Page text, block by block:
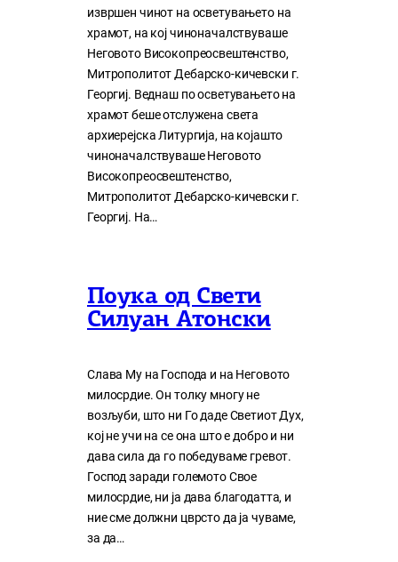
извршен чинот на осветувањето на
храмот, на кој чиноначалствуваше
Неговото Високопреосвештенство,
Митрополитот Дебарско-кичевски г.
Георгиј. Веднаш по осветувањето на
храмот беше отслужена света
архиерејска Литургија, на којашто
чиноначалствуваше Неговото
Високопреосвештенство,
Митрополитот Дебарско-кичевски г.
Георгиј. На…
Поука од Свети
Силуан Атонски
Слава Му на Господа и на Неговото
милосрдие. Он толку многу нe
возљуби, што ни Го даде Светиот Дух,
кој нe учи на сe она што е добро и ни
дава сила да го победуваме гревот.
Господ заради големото Свое
милосрдие, ни ја дава благодатта, и
ние сме должни цврсто да ја чуваме,
за да…